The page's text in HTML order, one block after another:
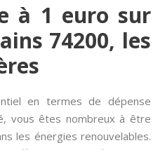
à 1 euro sur
74200, les
en termes de dépense
vous êtes nombreux à être
les énergies renouvelables.